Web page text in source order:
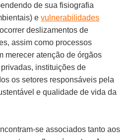
de sua fisiografia
evulnerabilidades
deslizamentos de
assim como processos
merecer atenção de órgãos
instituições de
os setores responsáveis pela
e qualidade de vida da
se associados tanto aos